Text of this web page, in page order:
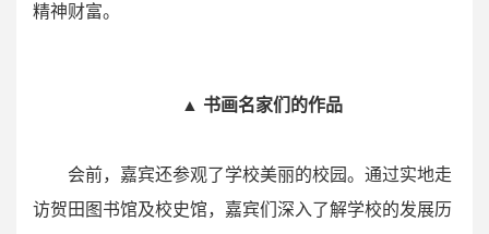
精神财富。
▲ 书画名家们的作品
会前，嘉宾还参观了学校美丽的校园。通过实地走
访贺田图书馆及校史馆，嘉宾们深入了解学校的发展历